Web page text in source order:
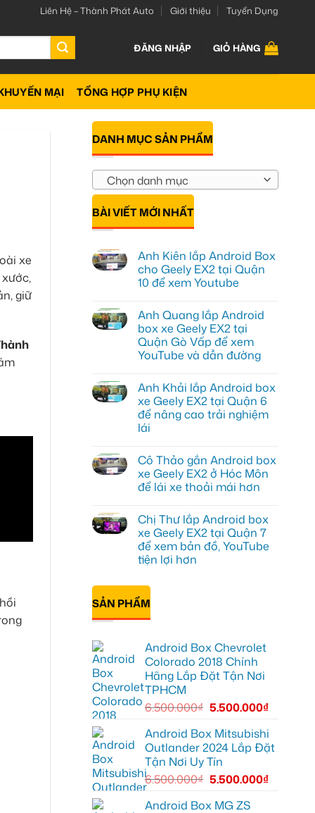
Liên Hệ – Thành Phát Auto Giới thiệu Tuyển Dụng
ĐĂNG NHẬP GIỎ HÀNG
MẠI TỔNG HỢP PHỤ KIỆN
xe
giữ
DANH MỤC SẢN PHẨM
Chọn danh mục
BÀI VIẾT MỚI NHẤT
Anh Kiên lắp Android Box
cho Geely EX2 tại Quận
10 để xem Youtube
bình
luận
ở
Anh
Kiên
lắp
cho
Geely
EX2
tại
Quận
10
Youtube
Anh Quang lắp Android
box xe Geely EX2 tại
Quận Gò Vấp để xem
YouTube và dẫn đường
bình
luận
ở
Anh
Quang
lắp
xe
Geely
EX2
tại
Vấp
để
xem
YouTube
và
dẫn
Anh Khải lắp Android box
xe Geely EX2 tại Quận 6
để nâng cao trải nghiệm
lái
bình
luận
ở
Anh
Android
box
xe
Geely
EX2
tại
để
nâng
cao
trải
Cô Thảo gắn Android box
xe Geely EX2 ở Hóc Môn
để lái xe thoải mái hơn
bình
luận
ở
Cô
Thảo
gắn
box
Geely
EX2
ở
thoải
mái
hơn
Chị Thư lắp Android box
xe Geely EX2 tại Quận 7
để xem bản đồ, YouTube
tiện lợi hơn
có
luận
ở
Chị
Android
box
Geely
EX2
tại
Quận
xem
bản
đồ,
YouTube
tiện
lợi
hơn
SẢN PHẨM
Android Box Chevrolet
Colorado 2018 Chính
Hãng Lắp Đặt Tận Nơi
TPHCM
6.500.000₫ 5.500.000₫
Android Box Mitsubishi
Outlander 2024 Lắp Đặt
Tận Nơi Uy Tín
6.500.000₫ 5.500.000₫
Android Box MG ZS